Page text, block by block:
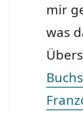
mir
was